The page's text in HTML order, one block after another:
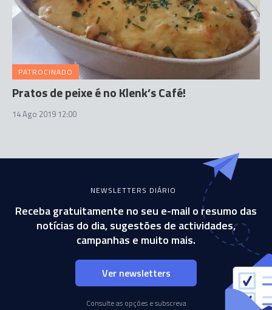
PATROCINADO
Pratos de peixe é no Klenk’s Café!
14 Ago 2019 12:00
NEWSLETTERS DIÁRIO
Receba gratuitamente no seu e-mail o resumo das
notícias do dia, sugestões de actividades,
campanhas e muito mais.
Ver newsletters
Consulte as opções e subscreva